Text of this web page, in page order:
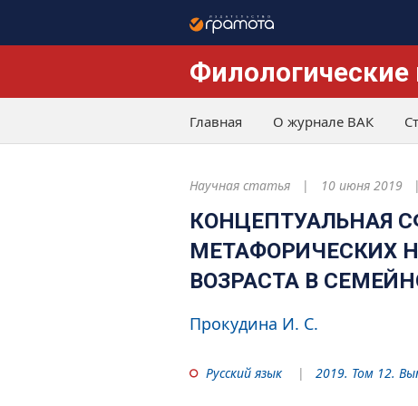
Филологические
Главная О журнале ВАК
Научная статья 10 июня 2019
КОНЦЕПТУАЛЬНАЯ
МЕТАФОРИЧЕСКИХ
ВОЗРАСТА В
Прокудина И. С.
Русский язык 2019. Том 12.